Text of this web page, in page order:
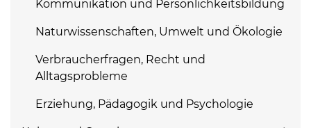
Kommunikation und Persönlichkeitsbildung
Naturwissenschaften, Umwelt und Ökologie
Verbraucherfragen, Recht und
Alltagsprobleme
Erziehung, Pädagogik und Psychologie